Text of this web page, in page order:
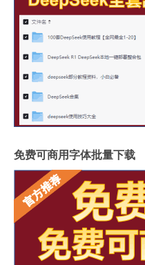
免费可商用字体批量下载